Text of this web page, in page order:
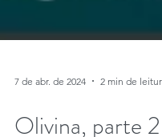
7 de abr. de 2024 2 min de leitura